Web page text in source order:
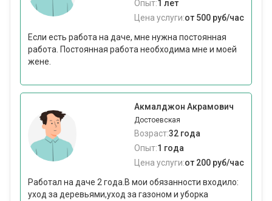
Опыт:1 лет
Цена услуги:от 500 руб/час
Если есть работа на даче, мне нужна постоянная
работа. Постоянная работа необходима мне и моей
жене.
Акмалджон Акрамович
Достоевская
Возраст:32 года
Опыт:1 года
Цена услуги:от 200 руб/час
Работал на даче 2 года.В мои обязанности входило:
уход за деревьями,уход за газоном и уборка